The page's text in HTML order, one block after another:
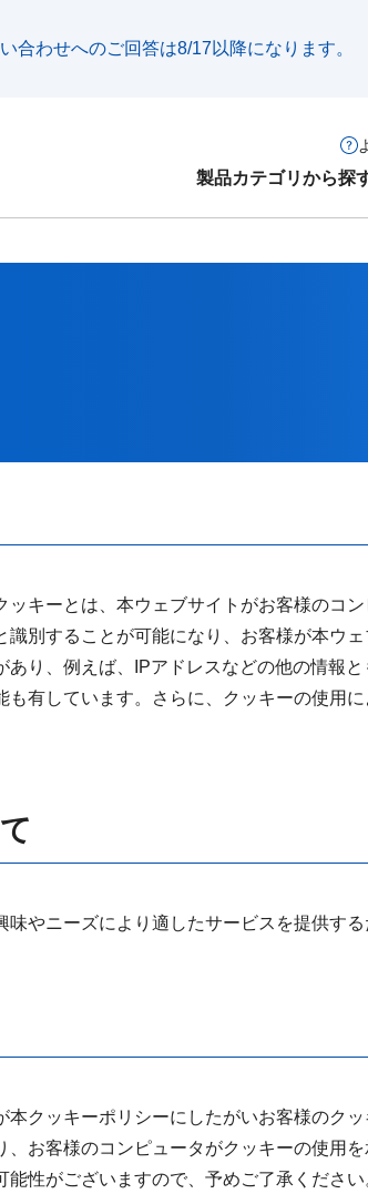
合わせへのご回答は8/17以降になります。
製品カテゴリから探
キーとは、本ウェブサイトがお客様のコ
別することが可能になり、お客様が本ウ
り、例えば、IPアドレスなどの他の情報
有しています。さらに、クッキーの使用
やニーズにより適したサービスを提供する
クッキーポリシーにしたがいお客様のク
お客様のコンピュータがクッキーの使用
性がございますので、予めご了承ください